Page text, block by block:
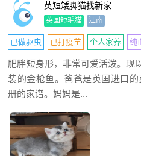
英短矮脚猫找新家
英国短毛猫 江南
已做驱虫 已打疫苗 个人家养 纯
肥胖短身形，非常可爱活泼。现
装的金枪鱼。爸爸是英国进口
册的家谱。妈妈是...